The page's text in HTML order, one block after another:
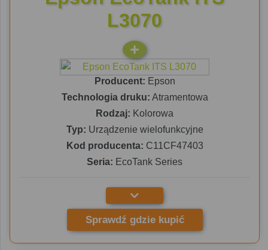
L3070
Producent: Epson
Technologia druku: Atramentowa
Rodzaj: Kolorowa
Typ: Urządzenie wielofunkcyjne
Kod producenta: C11CF47403
Seria: EcoTank Series
Sprawdź gdzie kupić